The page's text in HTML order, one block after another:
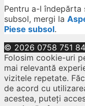
Pentru a-l îndepărta
subsol, mergi la
Piese subsol.
© 2026 0758 751
Folosim cookie-uri
mai relevantă
vizitele repetate.
de acord cu
acestea, puteți